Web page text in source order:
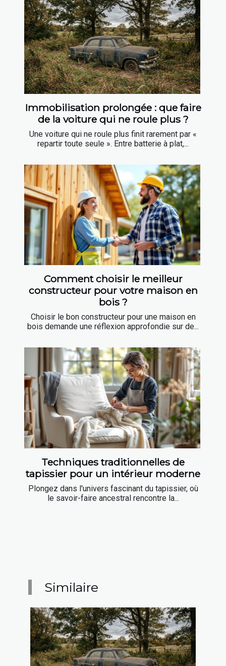
Immobilisation prolongée : que faire
de la voiture qui ne roule plus ?
Une voiture qui ne roule plus finit rarement par «
repartir toute seule ». Entre batterie à plat,...
Comment choisir le meilleur
constructeur pour votre maison en
bois ?
Choisir le bon constructeur pour une maison en
bois demande une réflexion approfondie sur de...
Techniques traditionnelles de
tapissier pour un intérieur moderne
Plongez dans l'univers fascinant du tapissier, où
le savoir-faire ancestral rencontre la...
Similaire